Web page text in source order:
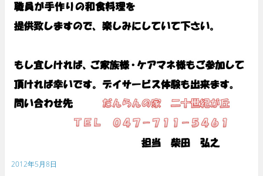
2012年5月8日